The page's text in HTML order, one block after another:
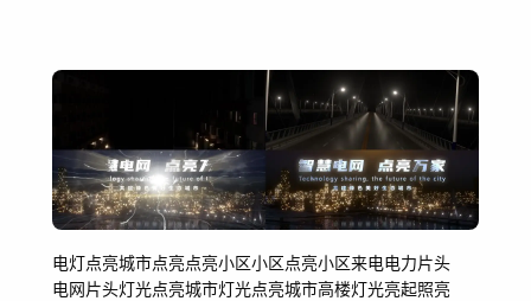
电灯点亮城市点亮点亮小区小区点亮小区来电电力片头
电网片头灯光点亮城市灯光点亮城市高楼灯光亮起照亮